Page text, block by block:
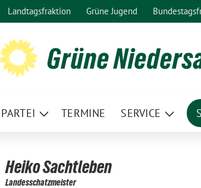
Landtagsfraktion Grüne Jugend
Grüne
PARTEI
Zeige
TERMINE SERVICE
Zeige
Heiko Sachtleben
Landesschatzmeister